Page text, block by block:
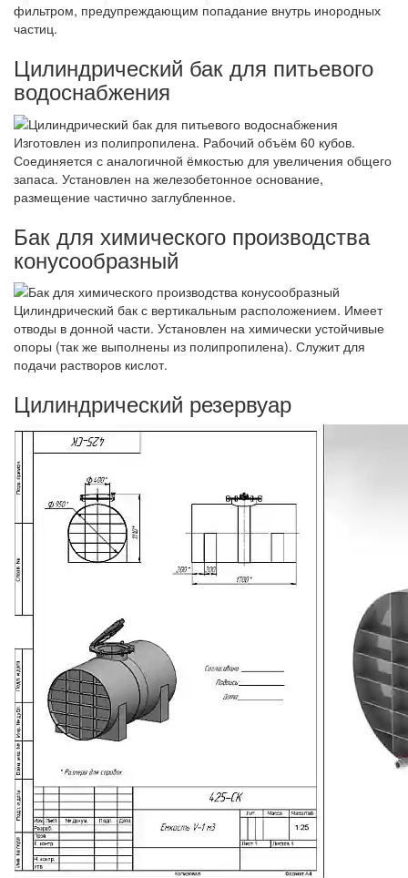
фильтром, предупреждающим попадание внутрь инородных
частиц.
Цилиндрический бак для питьевого
водоснабжения
Изготовлен из полипропилена. Рабочий объём 60 кубов.
Соединяется с аналогичной ёмкостью для увеличения общего
запаса. Установлен на железобетонное основание,
размещение частично заглубленное.
Бак для химического производства
конусообразный
Цилиндрический бак с вертикальным расположением. Имеет
отводы в донной части. Установлен на химически устойчивые
опоры (так же выполнены из полипропилена). Служит для
подачи растворов кислот.
Цилиндрический резервуар